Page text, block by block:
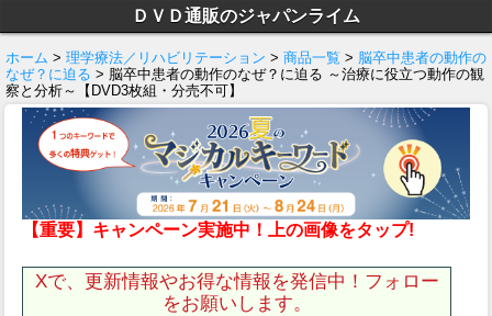
ＤＶＤ通販のジャパンライム
ホーム > 理学療法／リハビリテーション > 商品一覧 > 脳卒中患者の動作の
なぜ？に迫る > 脳卒中患者の動作のなぜ？に迫る ～治療に役立つ動作の観
察と分析～【DVD3枚組・分売不可】
【重要】キャンペーン実施中！上の画像をタップ!
Xで、更新情報やお得な情報を発信中！フォロー
をお願いします。